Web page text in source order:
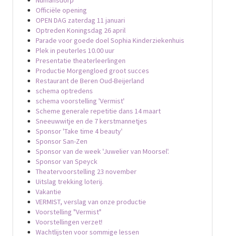
Officiële opening
OPEN DAG zaterdag 11 januari
Optreden Koningsdag 26 april
Parade voor goede doel Sophia Kinderziekenhuis
Plek in peuterles 10.00 uur
Presentatie theaterleerlingen
Productie Morgengloed groot succes
Restaurant de Beren Oud-Beijerland
schema optredens
schema voorstelling 'Vermist'
Scheme generale repetitie dans 14 maart
Sneeuwwitje en de 7 kerstmannetjes
Sponsor 'Take time 4 beauty'
Sponsor San-Zen
Sponsor van de week 'Juwelier van Moorsel'.
Sponsor van Speyck
Theatervoorstelling 23 november
Uitslag trekking loterij.
Vakantie
VERMIST, verslag van onze productie
Voorstelling "Vermist"
Voorstellingen verzet!
Wachtlijsten voor sommige lessen